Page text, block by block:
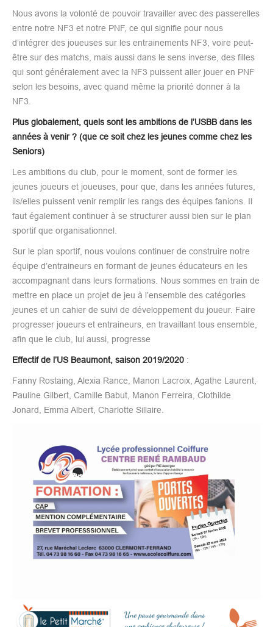
Nous avons la volonté de pouvoir travailler avec des passerelles
entre notre NF3 et notre PNF, ce qui signifie pour nous
d’intégrer des joueuses sur les entrainements NF3, voire peut-
être sur des matchs, mais aussi dans le sens inverse, des filles
qui sont généralement avec la NF3 puissent aller jouer en PNF
selon les besoins, avec quand même la priorité donner à la
NF3.
Plus globalement, quels sont les ambitions de l’USBB dans les
années à venir ? (que ce soit chez les jeunes comme chez les
Seniors)
Les ambitions du club, pour le moment, sont de former les
jeunes joueurs et joueuses, pour que, dans les années futures,
ils/elles puissent venir remplir les rangs des équipes fanions. Il
faut également continuer à se structurer aussi bien sur le plan
sportif que organisationnel.
Sur le plan sportif, nous voulons continuer de construire notre
équipe d’entraineurs en formant de jeunes éducateurs en les
accompagnant dans leurs formations. Nous sommes en train de
mettre en place un projet de jeu à l’ensemble des catégories
jeunes et un cahier de suivi de développement du joueur. Faire
progresser joueurs et entraineurs, en travaillant tous ensemble,
afin que le club, lui aussi, progresse
Effectif de l’US Beaumont, saison 2019/2020 :
Fanny Rostaing, Alexia Rance, Manon Lacroix, Agathe Laurent,
Pauline Gilbert, Camille Babut, Manon Ferreira, Clothilde
Jonard, Emma Albert, Charlotte Sillaire.